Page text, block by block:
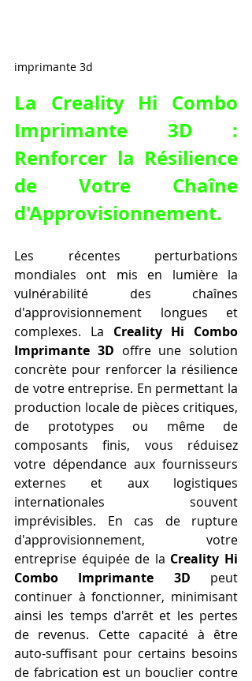
imprimante 3d
La Creality Hi Combo
Imprimante 3D :
Renforcer la Résilience
de Votre Chaîne
d'Approvisionnement.
Les récentes perturbations
mondiales ont mis en lumière la
vulnérabilité des chaînes
d'approvisionnement longues et
complexes. La Creality Hi Combo
Imprimante 3D offre une solution
concrète pour renforcer la résilience
de votre entreprise. En permettant la
production locale de pièces critiques,
de prototypes ou même de
composants finis, vous réduisez
votre dépendance aux fournisseurs
externes et aux logistiques
internationales souvent
imprévisibles. En cas de rupture
d'approvisionnement, votre
entreprise équipée de la Creality Hi
Combo Imprimante 3D peut
continuer à fonctionner, minimisant
ainsi les temps d'arrêt et les pertes
de revenus. Cette capacité à être
auto-suffisant pour certains besoins
de fabrication est un bouclier contre